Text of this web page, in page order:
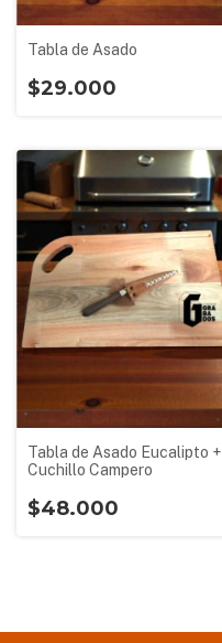
Tabla de Asado
$29.000
Tabla de Asado Eucalipto +
Cuchillo Campero
$48.000